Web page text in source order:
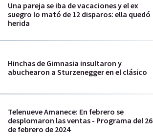
Una pareja se iba de vacaciones y el ex
suegro lo mató de 12 disparos: ella quedó
herida
Hinchas de Gimnasia insultaron y
abuchearon a Sturzenegger en el clásico
Telenueve Amanece: En febrero se
desplomaron las ventas - Programa del 26
de febrero de 2024